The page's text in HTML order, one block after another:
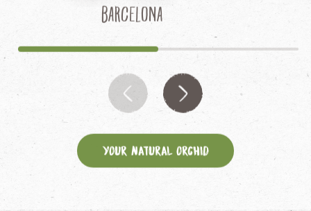
Barcelona
Your Natural Orchid